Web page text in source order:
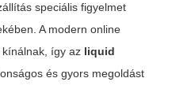
speciális figyelmet
A modern online
így az liquid
és gyors megoldást